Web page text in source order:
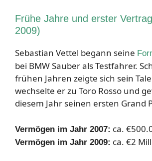
Frühe Jahre und erster
2009)
Sebastian Vettel begann seine
bei BMW Sauber als Testfahrer.
frühen Jahren zeigte sich sein
wechselte er zu Toro Rosso und
diesem Jahr seinen ersten Grand
Vermögen im Jahr 2007: ca.
Vermögen im Jahr 2009: ca. €2